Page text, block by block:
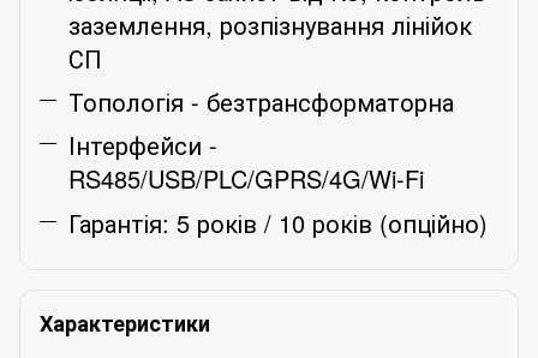
заземлення, розпізнування лінійок
СП
Топологія - безтрансформаторна
Інтерфейси -
RS485/USB/PLC/GPRS/4G/Wi-Fi
Гарантія: 5 років / 10 років (опційно)
Характеристики